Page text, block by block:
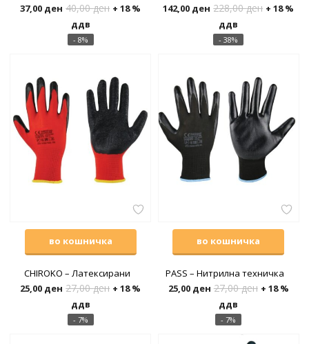
37,00 ден 40,00ден + 18 %
ддв
- 8%
142,00 ден 228,00ден + 18 %
ддв
- 38%
во кошничка
CHIROKO – Латексирани
25,00 ден 27,00ден + 18 %
ддв
- 7%
во кошничка
PASS – Нитрилна техничка
25,00 ден 27,00ден + 18 %
ддв
- 7%